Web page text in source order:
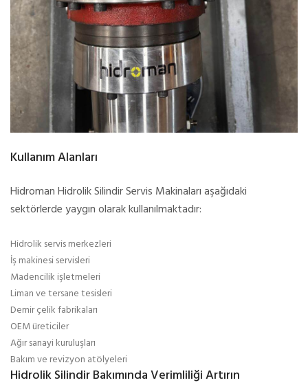
Kullanım Alanları
Hidroman Hidrolik Silindir Servis Makinaları aşağıdaki
sektörlerde yaygın olarak kullanılmaktadır:
Hidrolik servis merkezleri
İş makinesi servisleri
Madencilik işletmeleri
Liman ve tersane tesisleri
Demir çelik fabrikaları
OEM üreticiler
Ağır sanayi kuruluşları
Bakım ve revizyon atölyeleri
Hidrolik Silindir Bakımında Verimliliği Artırın